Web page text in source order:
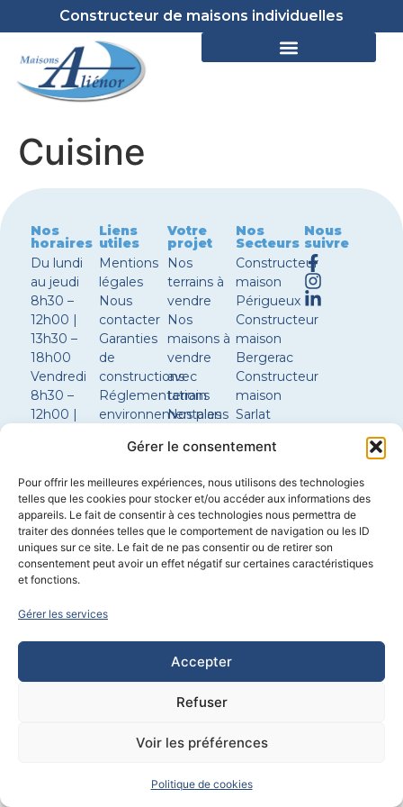
Gérer le consentement
Pour offrir les meilleures expériences, nous utilisons des technologies
telles que les cookies pour stocker et/ou accéder aux informations des
appareils. Le fait de consentir à ces technologies nous permettra de
traiter des données telles que le comportement de navigation ou les ID
uniques sur ce site. Le fait de ne pas consentir ou de retirer son
consentement peut avoir un effet négatif sur certaines caractéristiques
et fonctions.
Gérer les services
Accepter
Refuser
Voir les préférences
Politique de cookies
Constructeur de maisons individuelles
Cuisine
Nos
horaires
Du lundi
au jeudi
8h30 –
12h00 |
13h30 –
18h00
Vendredi
8h30 –
12h00 |
Samedi
sur
rendez-
vous
Liens
utiles
Mentions
légales
Nous
contacter
Garanties
de
constructions
Réglementations
environnementales
Votre
projet
Nos
terrains à
vendre
Nos
maisons à
vendre
avec
terrain
Nos plans
Configurer
maison
Nos
Secteurs
Constructeur
maison
Périgueux
Constructeur
maison
Bergerac
Constructeur
maison
Sarlat
maison
Constructeur
maison
Brantôme
Nous
suivre
Propulsé parCYL&COM